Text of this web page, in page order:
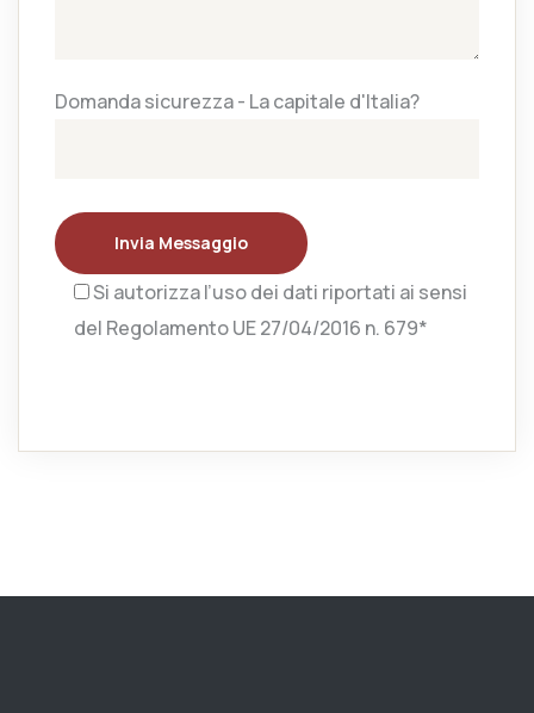
Domanda sicurezza - La capitale d'Italia?
Invia Messaggio
Si autorizza l’uso dei dati riportati ai sensi
del Regolamento UE 27/04/2016 n. 679*